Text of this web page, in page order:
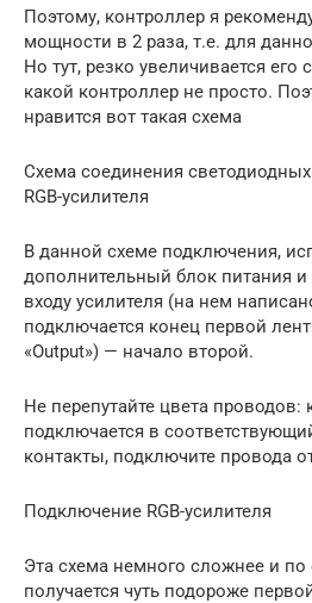
Поэтому, контроллер я
мощности в 2 раза, т.е. для
Но тут, резко увеличивается его
какой контроллер не просто.
нравится вот такая схема
Схема соединения
RGB-усилителя
В данной схеме подключения,
дополнительный блок питания и
входу усилителя (на нем
подключается конец первой
«Output») — начало второй.
Не перепутайте цвета
подключается в
контакты, подключите провода
Подключение RGB-усилителя
Эта схема немного сложнее и
получается чуть подороже